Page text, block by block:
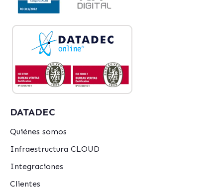
DATADEC
Quiénes somos
Infraestructura CLOUD
Integraciones
Clientes